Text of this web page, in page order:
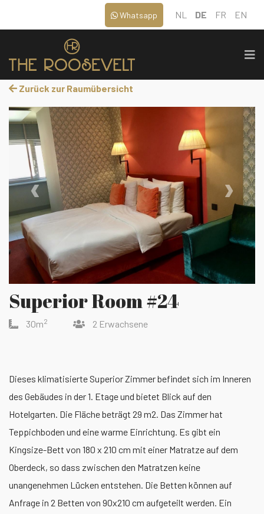
NL DE FR EN
Whatsapp
Zurück zur Raumübersicht
‹ ›
Superior Room #24
30m2 2 Erwachsene
Dieses klimatisierte Superior Zimmer befindet sich im Inneren
des Gebäudes in der 1. Etage und bietet Blick auf den
Hotelgarten. Die Fläche beträgt 29 m2. Das Zimmer hat
Teppichboden und eine warme Einrichtung. Es gibt ein
Kingsize-Bett von 180 x 210 cm mit einer Matratze auf dem
Oberdeck, so dass zwischen den Matratzen keine
unangenehmen Lücken entstehen. Die Betten können auf
Anfrage in 2 Betten von 90x210 cm aufgeteilt werden. Ein